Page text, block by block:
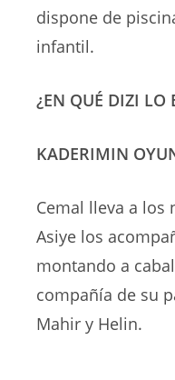
dispone de
infantil.
¿EN QUÉ DIZI LO
KADERIMIN
Cemal lleva a los
Asiye los
montando a
compañía de su
Mahir y Helin.